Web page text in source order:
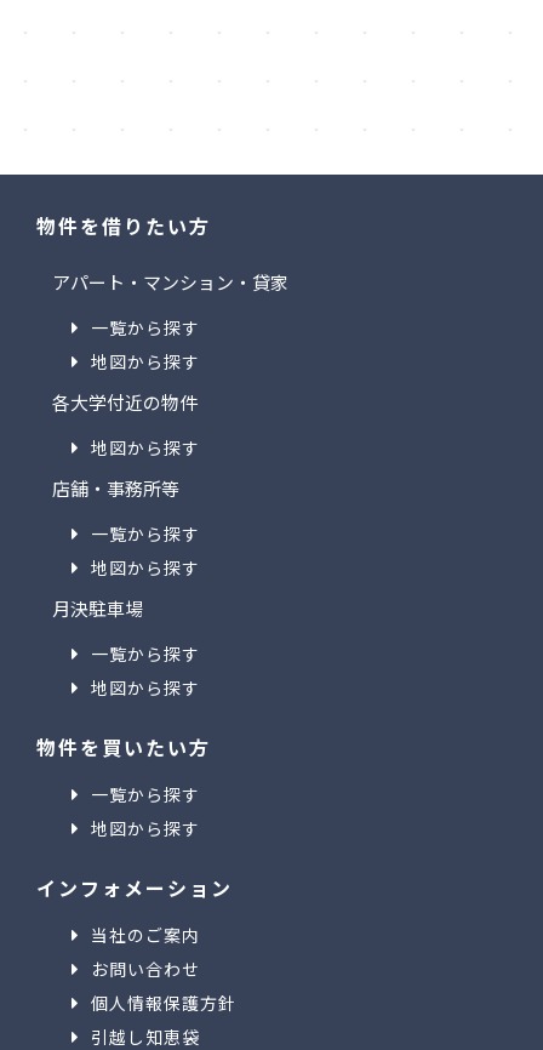
物件を借りたい方
アパート・マンション・貸家
一覧から探す
地図から探す
各大学付近の物件
地図から探す
店舗・事務所等
一覧から探す
地図から探す
月決駐車場
一覧から探す
地図から探す
物件を買いたい方
一覧から探す
地図から探す
インフォメーション
当社のご案内
お問い合わせ
個人情報保護方針
引越し知恵袋